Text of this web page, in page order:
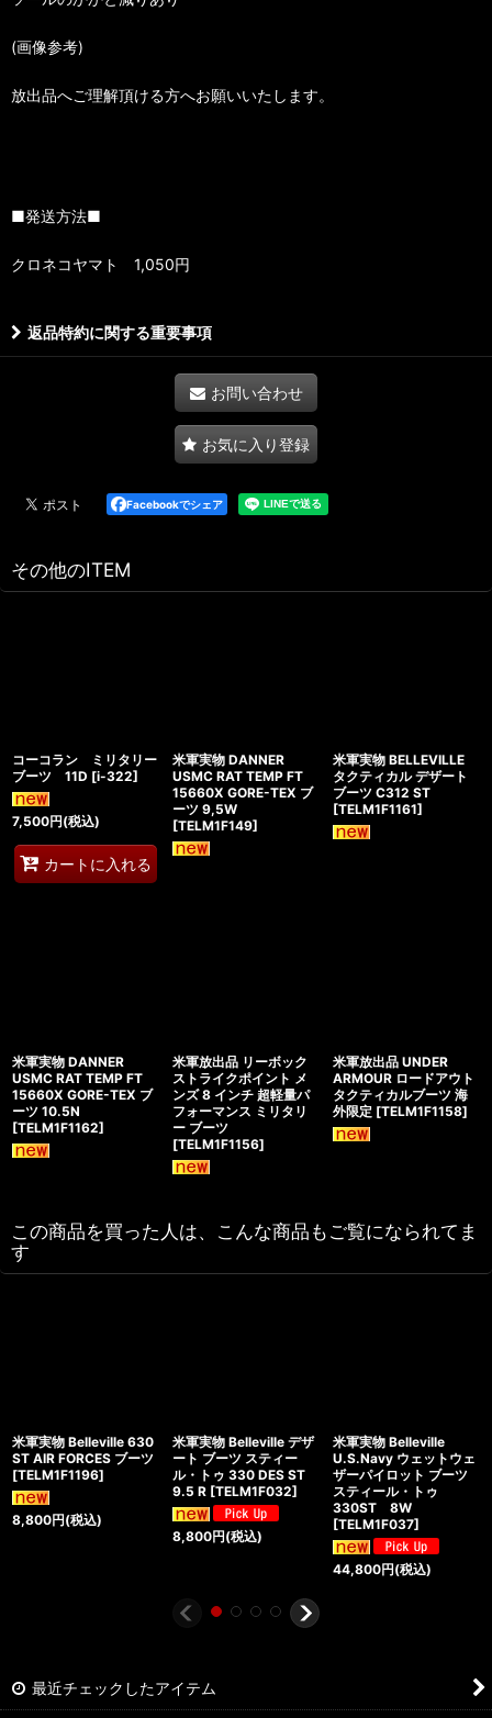
(画像参考)
放出品へご理解頂ける方へお願いいたします。
■発送方法■
クロネコヤマト 1,050円
返品特約に関する重要事項
お問い合わせ
お気に入り登録
Facebookでシェア
その他のITEM
コーコラン ミリタリー
ブーツ 11D [i-322]
7,500円(税込)
カートに入れる
米軍実物 DANNER
USMC RAT TEMP FT
15660X GORE-TEX ブ
ーツ 9,5W
[TELM1F149]
米軍実物 BELLEVILLE
タクティカル デザート
ブーツ C312 ST
[TELM1F1161]
米軍実物 DANNER
USMC RAT TEMP FT
15660X GORE-TEX ブ
ーツ 10.5N
[TELM1F1162]
米軍放出品 リーボック
ストライクポイント メ
ンズ 8 インチ 超軽量パ
フォーマンス ミリタリ
ー ブーツ
[TELM1F1156]
米軍放出品 UNDER
ARMOUR ロードアウト
タクティカルブーツ 海
外限定 [TELM1F1158]
この商品を買った人は、こんな商品もご覧になられてま
す
米軍実物 Belleville 630
ST AIR FORCES ブーツ
[TELM1F1196]
8,800円(税込)
米軍実物 Belleville デザ
ート ブーツ スティー
ル・トゥ 330 DES ST
9.5 R [TELM1F032]
8,800円(税込)
米軍実物 Belleville
U.S.Navy ウェットウェ
ザーパイロット ブーツ
スティール・トゥ
330ST 8W
[TELM1F037]
44,800円(税込)
最近チェックしたアイテム